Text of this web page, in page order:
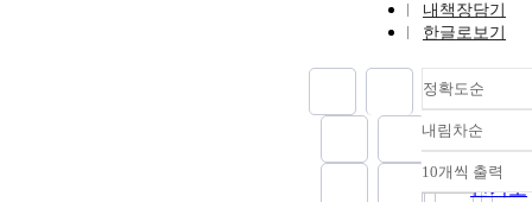
내책장담기
한글로보기
정확도순
정확도
순
인기도
내림차순
내림차
10개씩 출력